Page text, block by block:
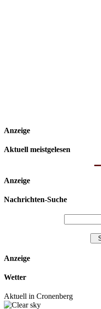
Anzeige
Aktuell meistgelesen
Anzeige
Nachrichten-Suche
Anzeige
Wetter
Aktuell in Cronenberg